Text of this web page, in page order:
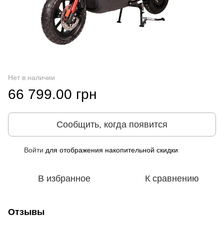
Нет в наличии
66 799.00 грн
Сообщить, когда появится
Войти для отображения накопительной скидки
В избранное К сравнению
Отзывы